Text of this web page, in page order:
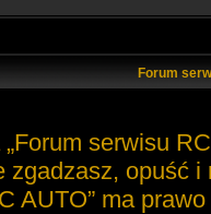
Forum
serwisu
opuść i
AUTO” ma